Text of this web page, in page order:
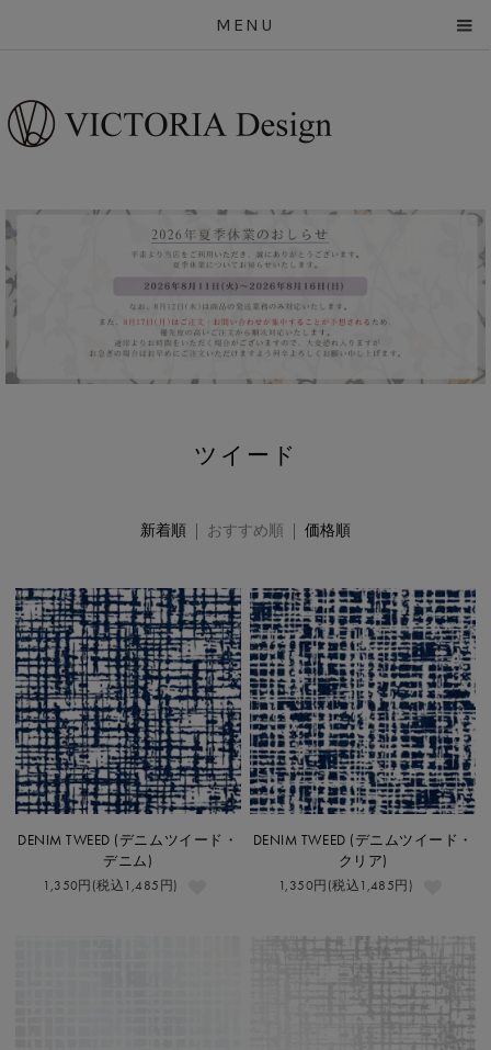
MENU
ツイード
新着順 | おすすめ順 | 価格順
DENIM TWEED (デニムツイード・
デニム)
1,350円(税込1,485円)
DENIM TWEED (デニムツイード・
クリア)
1,350円(税込1,485円)